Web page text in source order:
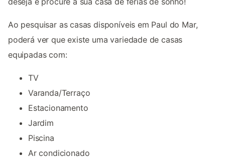
Ao pesquisar as casas disponíveis em Paul do Mar,
poderá ver que existe uma variedade de casas
equipadas com:
TV
Varanda/Terraço
Estacionamento
Jardim
Piscina
Ar condicionado